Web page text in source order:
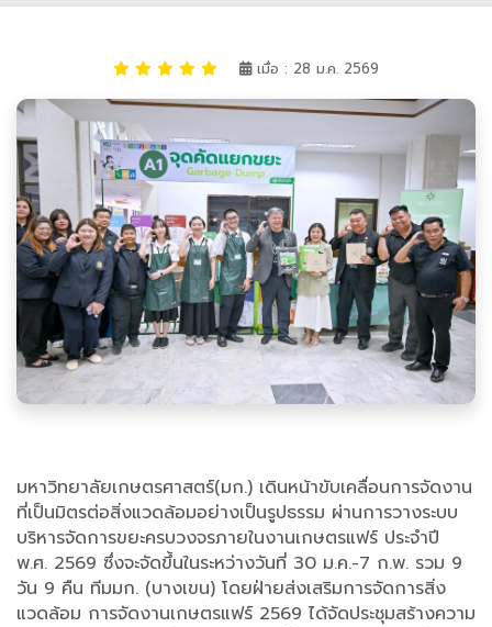
เมื่อ : 28 ม.ค. 2569
มหาวิทยาลัยเกษตรศาสตร์(มก.) เดินหน้าขับเคลื่อนการจัดงาน
ที่เป็นมิตรต่อสิ่งแวดล้อมอย่างเป็นรูปธรรม ผ่านการวางระบบ
บริหารจัดการขยะครบวงจรภายในงานเกษตรแฟร์ ประจำปี
พ.ศ. 2569 ซึ่งจะจัดขึ้นในระหว่างวันที่ 30 ม.ค.-7 ก.พ. รวม 9
วัน 9 คืน ทีมมก. (บางเขน) โดยฝ่ายส่งเสริมการจัดการสิ่ง
แวดล้อม การจัดงานเกษตรแฟร์ 2569 ได้จัดประชุมสร้างความ